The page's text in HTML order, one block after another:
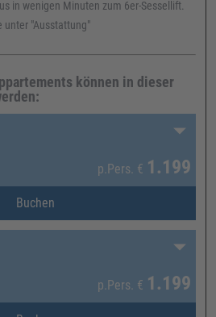
in wenigen Minuten zum 6er-Sessellift.
unter "Ausstattung"
können in dieser
p.Pers. € 1.199
Buchen
p.Pers. € 1.199